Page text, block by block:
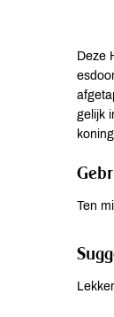
Deze
gelijk
Ten